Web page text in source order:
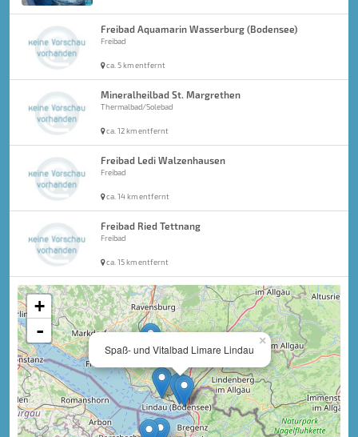
Freibad Aquamarin Wasserburg (Bodensee)
Freibad
ca. 5 km entfernt
Mineralheilbad St. Margrethen
Thermalbad/Solebad
ca. 12 km entfernt
Freibad Ledi Walzenhausen
Freibad
ca. 14 km entfernt
Freibad Ried Tettnang
Freibad
ca. 15 km entfernt
×
Spaß- und Vitalbad Limare Lindau
+
-